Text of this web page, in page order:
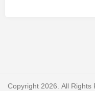
Copyright 2026. All Rights